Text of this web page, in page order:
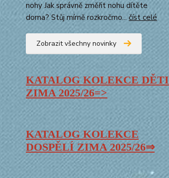
nohy Jak správně změřit nohu dítěte
doma? Stůj mírně rozkročmo... číst celé
Zobrazit všechny novinky
KATALOG KOLEKCE DĚTI
ZIMA2025/26=>
KATALOG KOLEKCE
DOSPĚLÍ ZIMA 2025/26⇒